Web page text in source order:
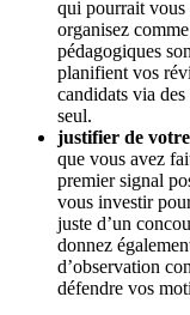
qui pourrait vous
organisez
pédagogiques
planifient vos
candidats via
seul.
justifier de
que vous avez
premier signal
vous investir
juste d’un
donnez
d’observation
défendre vos